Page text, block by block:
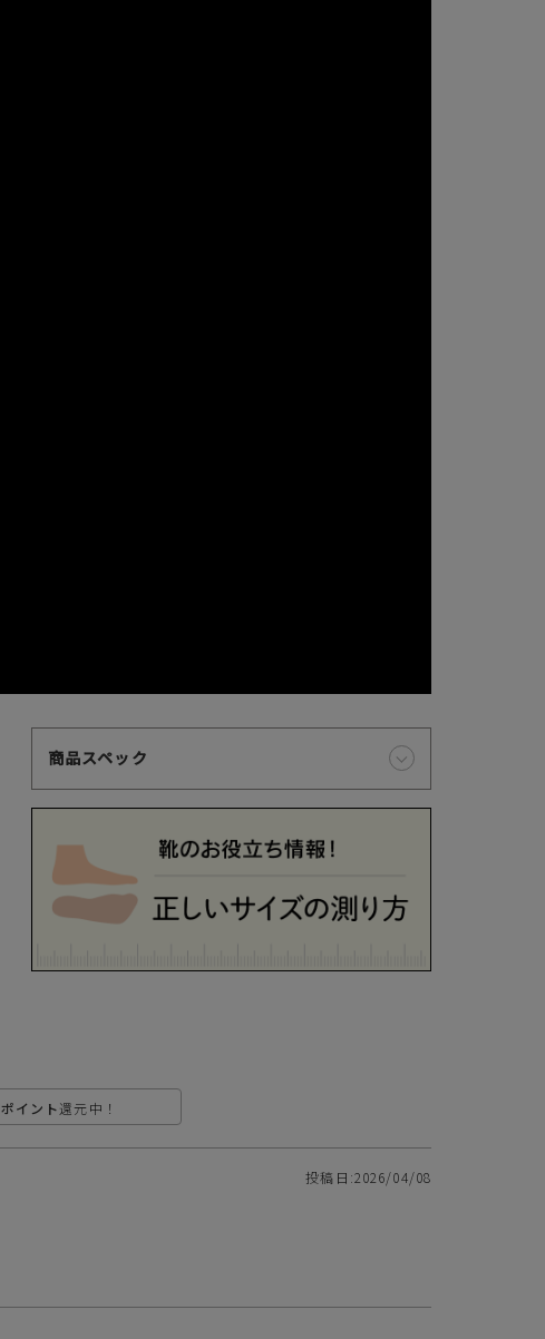
商品スペック
ポイント還元中！
投稿日 2026/04/08
以下のカード会社がお使いいただけます。
※お支払いは、お客様がお持ちのクレジットカード会社の会員規約に基
づき、ご指定の口座から引落としさせていただきます。